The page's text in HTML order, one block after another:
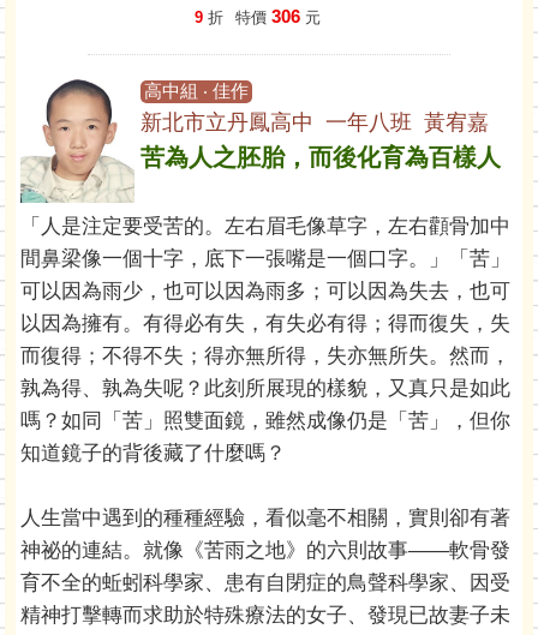
9 折 特價 306 元
高中組 ‧ 佳作
新北市立丹鳳高中 一年八班 黃宥嘉
苦為人之胚胎，而後化育為百樣人
「人是注定要受苦的。左右眉毛像草字，左右顴骨加中
間鼻梁像一個十字，底下一張嘴是一個口字。」「苦」
可以因為雨少，也可以因為雨多；可以因為失去，也可
以因為擁有。有得必有失，有失必有得；得而復失，失
而復得；不得不失；得亦無所得，失亦無所失。然而，
孰為得、孰為失呢？此刻所展現的樣貌，又真只是如此
嗎？如同「苦」照雙面鏡，雖然成像仍是「苦」，但你
知道鏡子的背後藏了什麼嗎？
人生當中遇到的種種經驗，看似毫不相關，實則卻有著
神祕的連結。就像《苦雨之地》的六則故事——軟骨發
育不全的蚯蚓科學家、患有自閉症的鳥聲科學家、因受
精神打擊轉而求助於特殊療法的女子、發現已故妻子未